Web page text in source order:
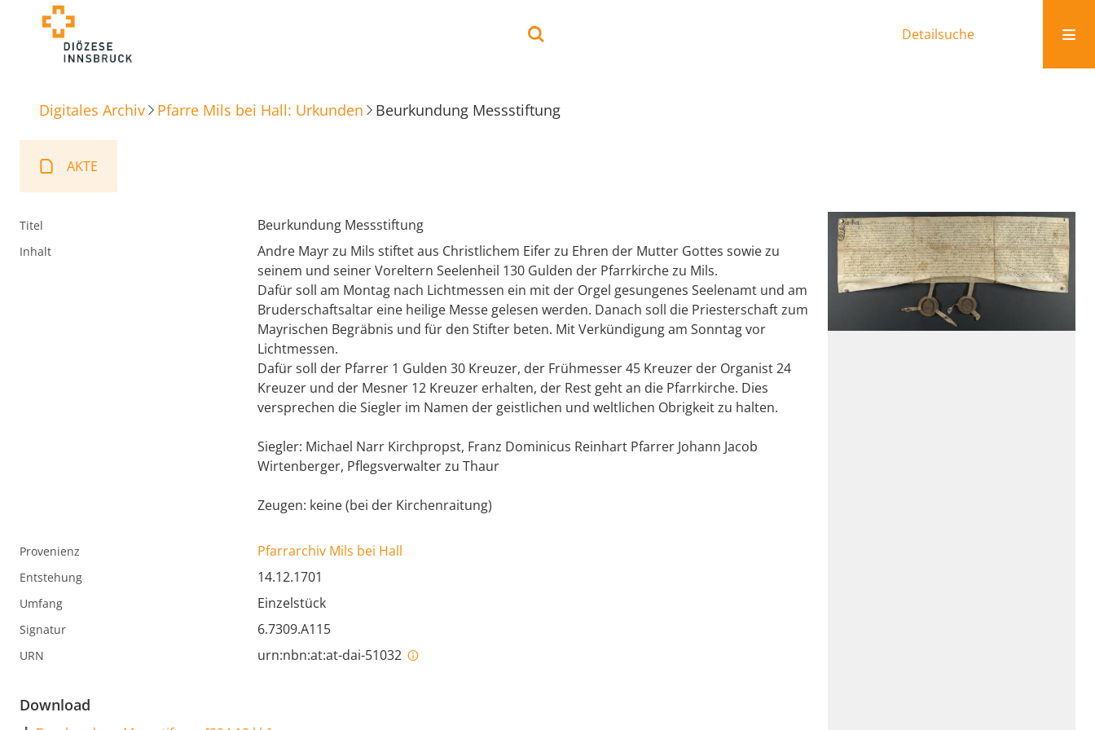
Detailsuche
Digitales Archiv Pfarre Mils bei Hall: Urkunden Beurkundung Messstiftung
AKTE
Titel Beurkundung Messstiftung
Inhalt
Andre Mayr zu Mils stiftet aus Christlichem Eifer zu Ehren der Mutter Gottes sowie zu
seinem und seiner Voreltern Seelenheil 130 Gulden der Pfarrkirche zu Mils.
Dafür soll am Montag nach Lichtmessen ein mit der Orgel gesungenes Seelenamt und am
Bruderschaftsaltar eine heilige Messe gelesen werden. Danach soll die Priesterschaft zum
Mayrischen Begräbnis und für den Stifter beten. Mit Verkündigung am Sonntag vor
Lichtmessen.
Dafür soll der Pfarrer 1 Gulden 30 Kreuzer, der Frühmesser 45 Kreuzer der Organist 24
Kreuzer und der Mesner 12 Kreuzer erhalten, der Rest geht an die Pfarrkirche. Dies
versprechen die Siegler im Namen der geistlichen und weltlichen Obrigkeit zu halten.
Siegler: Michael Narr Kirchpropst, Franz Dominicus Reinhart Pfarrer Johann Jacob
Wirtenberger, Pflegsverwalter zu Thaur
Zeugen: keine (bei der Kirchenraitung)
Provenienz Pfarrarchiv Mils bei Hall
Entstehung 14.12.1701
Umfang Einzelstück
Signatur 6.7309.A115
URN urn:nbn:at:at-dai-51032
Download